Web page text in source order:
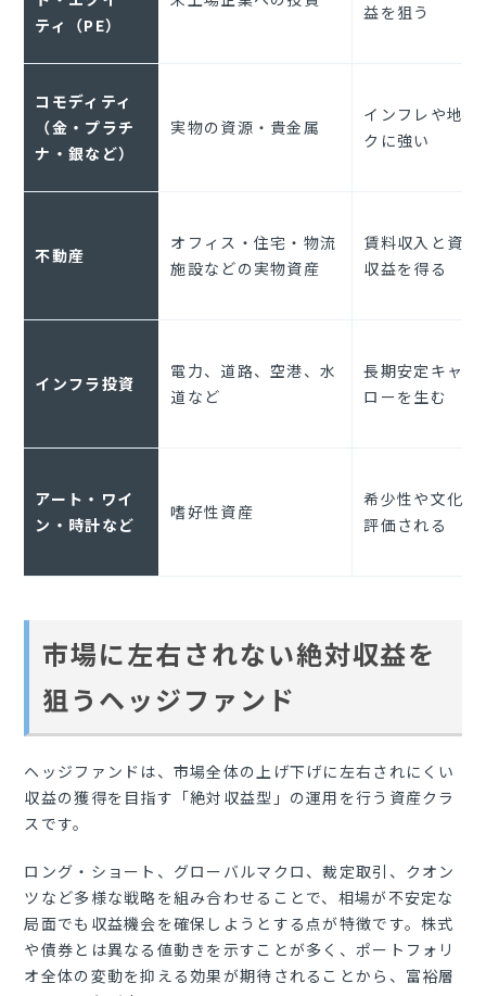
ティ（PE）
益を狙う
コモディティ
（金・プラチ
ナ・銀など）
実物の資源・貴金属
インフレや地政
クに強い
不動産
オフィス・住宅・物流
施設などの実物資産
賃料収入と資産
収益を得る
インフラ投資
電力、道路、空港、水
道など
長期安定キャッ
ローを生む
アート・ワイ
ン・時計など
嗜好性資産
希少性や文化的
評価される
市場に左右されない絶対収益を
狙うヘッジファンド
ヘッジファンドは、市場全体の上げ下げに左右されにくい
収益の獲得を目指す「絶対収益型」の運用を行う資産クラ
スです。
ロング・ショート、グローバルマクロ、裁定取引、クオン
ツなど多様な戦略を組み合わせることで、相場が不安定な
局面でも収益機会を確保しようとする点が特徴です。株式
や債券とは異なる値動きを示すことが多く、ポートフォリ
オ全体の変動を抑える効果が期待されることから、富裕層